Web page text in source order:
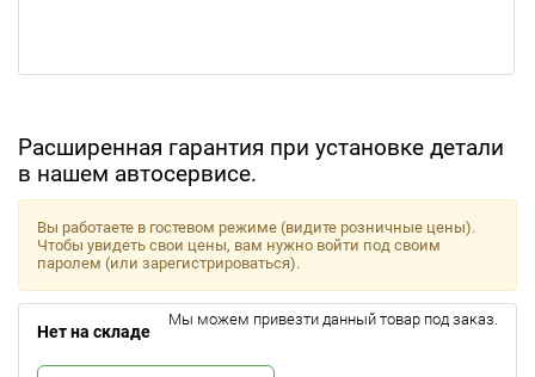
Расширенная гарантия при установке детали
в нашем автосервисе.
Вы работаете в гостевом режиме (видите розничные цены).
Чтобы увидеть свои цены, вам нужно войти под своим
паролем (или зарегистрироваться).
Нет на складе
Мы можем привезти данный товар под заказ.